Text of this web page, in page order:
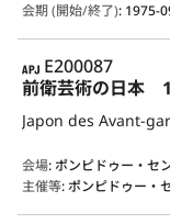
会期 (開始/終了): 1975-
APJ
E200087
前衛芸術の日本
Japon des Avant-
会場:ポンピドゥー・セ
主催等:ポンピドゥー・